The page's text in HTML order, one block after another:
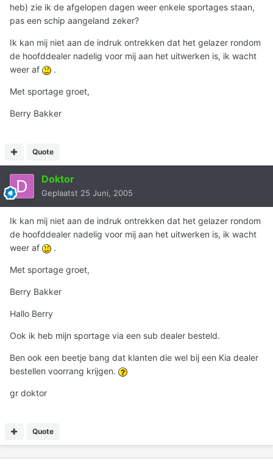
heb) zie ik de afgelopen dagen weer enkele sportages staan,
pas een schip aangeland zeker?
Ik kan mij niet aan de indruk ontrekken dat het gelazer rondom
de hoofddealer nadelig voor mij aan het uitwerken is, ik wacht
weer af
.
Met sportage groet,
Berry Bakker
Quote
Doktor
Geplaatst 25 Juni, 2005
Ik kan mij niet aan de indruk ontrekken dat het gelazer rondom
de hoofddealer nadelig voor mij aan het uitwerken is, ik wacht
weer af
.
Met sportage groet,
Berry Bakker
Hallo Berry
Ook ik heb mijn sportage via een sub dealer besteld.
Ben ook een beetje bang dat klanten die wel bij een Kia dealer
bestellen voorrang krijgen.
gr doktor
Quote